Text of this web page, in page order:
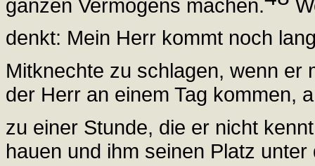
ganzen Vermögens machen.
denkt: Mein Herr kommt noch
Mitknechte zu schlagen, wenn er
der Herr an einem Tag kommen,
zu einer Stunde, die er nicht
hauen und ihm seinen Platz